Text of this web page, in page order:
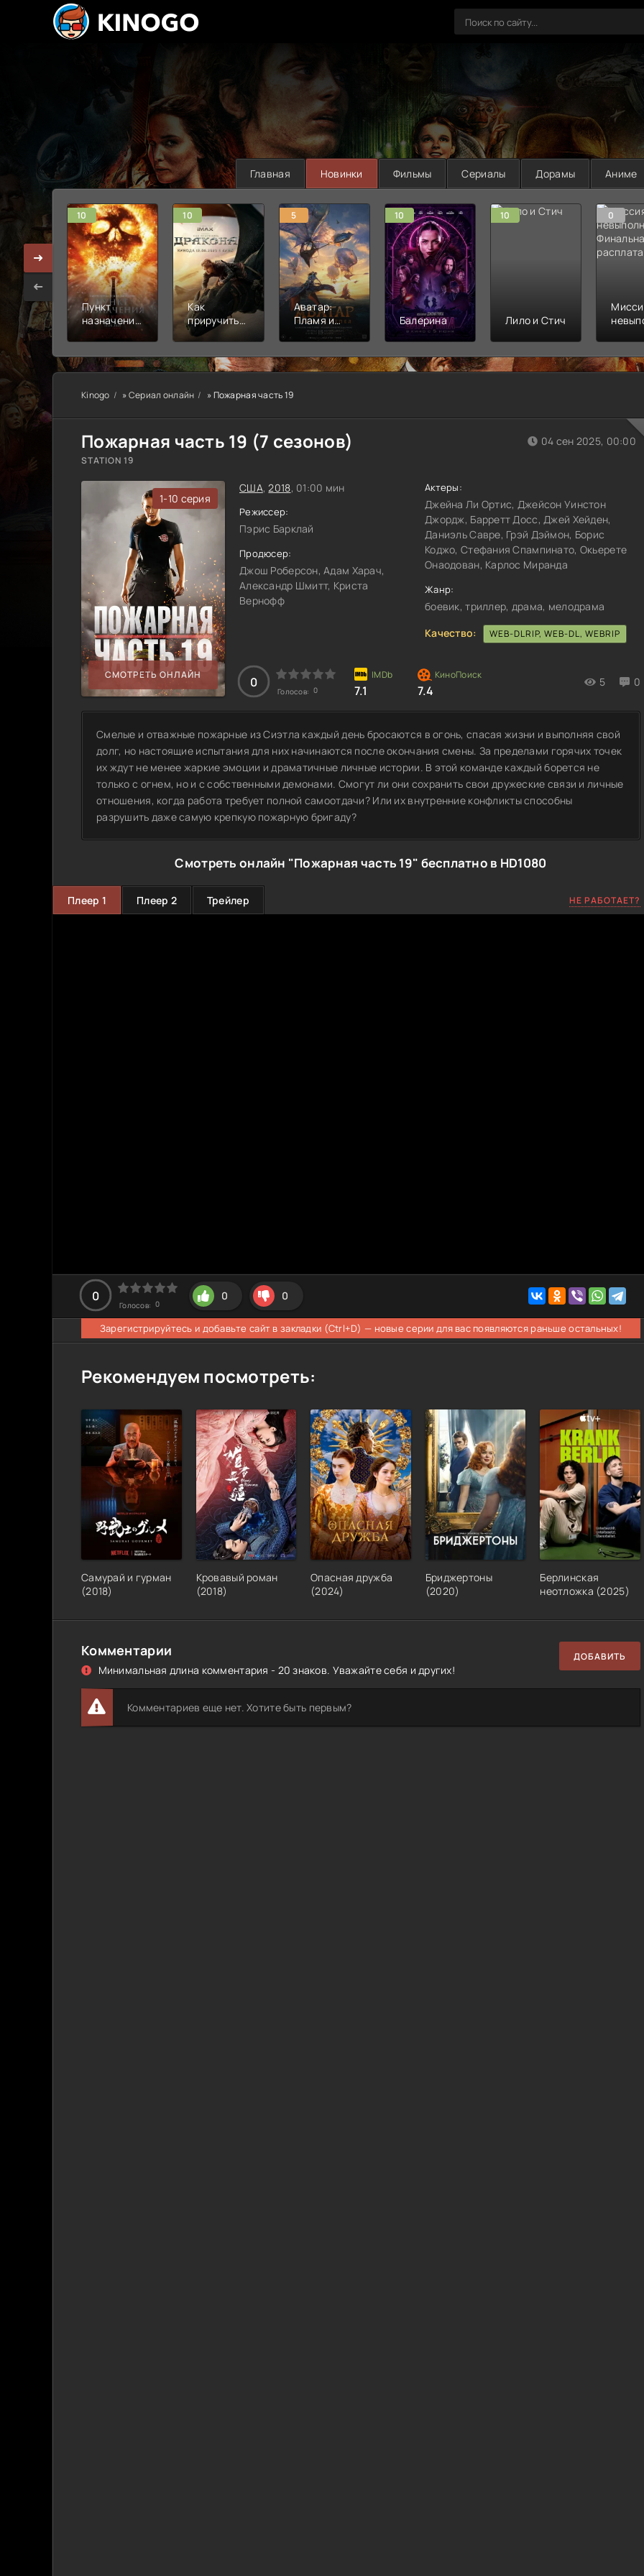
Главная Новинки Фильмы Сериалы Дорамы Аниме
10
Пункт
назначения:
10
Как
приручить
дракона
5
Аватар:
Пламя и
пепел
10
Балерина
10
Лило и Стич
0
Kinogo »Сериал онлайн » Пожарная часть 19
Пожарная часть 19 (7 сезонов)
STATION 19
1-10 серия
СМОТРЕТЬ ОНЛАЙН
США,2018, 01:00 мин
Режиссер:
Пэрис Барклай
Продюсер:
Джош Роберсон, Адам Харач,
Александр Шмитт, Криста
Вернофф
0
Голосов: 0 7.1 7.4
5 0
04 сен 2025, 00:00
Актеры:
Джейна Ли Ортис, Джейсон Уинстон
Джордж, Барретт Досс, Джей Хейден,
Даниэль Савре, Грэй Дэймон, Борис
Коджо, Стефания Спампинато, Окьерете
Онаодован, Карлос Миранда
Жанр:
боевик, триллер, драма, мелодрама
Качество:
WEB-DLRIP, WEB-DL, WEBRIP
Смелые и отважные пожарные из Сиэтла каждый день бросаются в огонь, спасая жизни и выполняя свой
долг, но настоящие испытания для них начинаются после окончания смены. За пределами горячих точек
их ждут не менее жаркие эмоции и драматичные личные истории. В этой команде каждый борется не
только с огнем, но и с собственными демонами. Смогут ли они сохранить свои дружеские связи и личные
отношения, когда работа требует полной самоотдачи? Или их внутренние конфликты способны
разрушить даже самую крепкую пожарную бригаду?
Смотреть онлайн "Пожарная часть 19" бесплатно в HD1080
Плеер 1 Плеер 2 Трейлер НЕ РАБОТАЕТ?
0
Голосов: 0
0 0
Зарегистрируйтесь и добавьте сайт в закладки (Ctrl+D) — новые серии для вас появляются раньше остальных!
Рекомендуем посмотреть:
Самурай и гурман
(2018)
Кровавый роман
(2018)
Опасная дружба
(2024)
Бриджертоны
(2020)
Берлинская
неотложка (2025)
Комментарии
Минимальная длина комментария - 20 знаков. Уважайте себя и других!
ДОБАВИТЬ
Комментариев еще нет. Хотите быть первым?